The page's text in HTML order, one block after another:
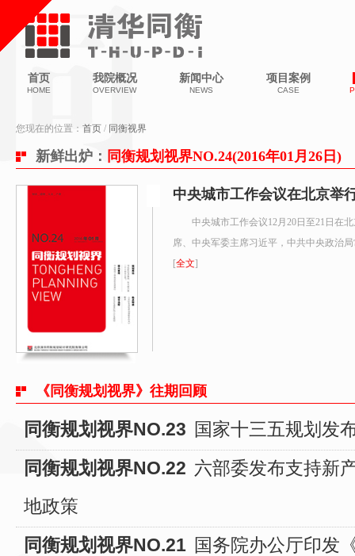
首页
HOME
我院概况
OVERVIEW
新闻中心
NEWS
项目案例
CASE
您现在的位置： 首页 / 同衡视界
新鲜出炉： 同衡规划视界NO.24(2016年01月26日)
中央城市工作会议在北京举
中央城市工作会议12月20日至21日在
席、中央军委主席习近平，中共中央政治
[全文]
《同衡规划视界》往期回顾
同衡规划视界NO.23 国家十三五规划发
同衡规划视界NO.22 六部委发布支持新
地政策
同衡规划视界NO.21 国务院办公厅印发